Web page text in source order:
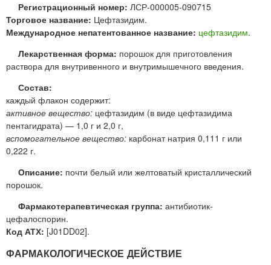
Регистрационный номер: ЛСР-000005-090715
Торговое название: Цефтазидим.
Международное непатентованное название: цефтазидим.
Лекарственная форма: порошок для приготовления
раствора для внутривенного и внутримышечного введения.
Состав:
каждый флакон содержит:
активное вещество: цефтазидим (в виде цефтазидима
пентагидрата) — 1,0 г и 2,0 г,
вспомогательное вещество: карбонат натрия 0,111 г или
0,222 г.
Описание: почти белый или желтоватый кристаллический
порошок.
Фармакотерапевтическая группа: антибиотик-
цефалоспорин.
Код АТХ: [J01DD02].
ФАРМАКОЛОГИЧЕСКОЕ ДЕЙСТВИЕ